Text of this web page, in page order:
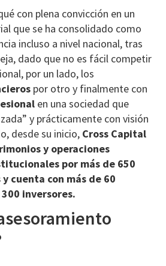
con plena convicción en un
que se ha consolidado como
incluso a nivel nacional, tras
dado que no es fácil competir
por un lado, los
por otro y finalmente con
en una sociedad que
y prácticamente con visión
desde su inicio, Cross Capital
y operaciones
por más de 650
cuenta con más de 60
inversores.